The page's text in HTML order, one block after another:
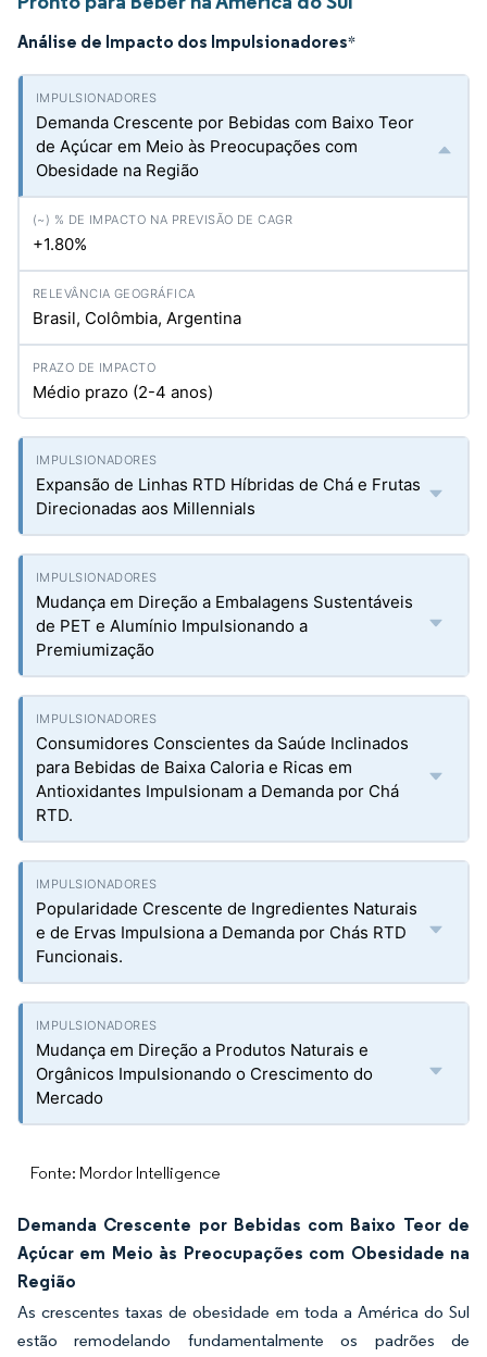
Análise de Impacto dos Impulsionadores*
Demanda Crescente por Bebidas com Baixo Teor
de Açúcar em Meio às Preocupações com
Obesidade na Região
+1.80%
Brasil, Colômbia, Argentina
Médio prazo (2-4 anos)
Expansão de Linhas RTD Híbridas de Chá e Frutas
Direcionadas aos Millennials
Mudança em Direção a Embalagens Sustentáveis
de PET e Alumínio Impulsionando a
Premiumização
Consumidores Conscientes da Saúde Inclinados
para Bebidas de Baixa Caloria e Ricas em
Antioxidantes Impulsionam a Demanda por Chá
RTD.
Popularidade Crescente de Ingredientes Naturais
e de Ervas Impulsiona a Demanda por Chás RTD
Funcionais.
Mudança em Direção a Produtos Naturais e
Orgânicos Impulsionando o Crescimento do
Mercado
Fonte: Mordor Intelligence
Demanda Crescente por Bebidas com Baixo Teor de
Açúcar em Meio às Preocupações com Obesidade na
Região
As crescentes taxas de obesidade em toda a América do Sul
estão remodelando fundamentalmente os padrões de